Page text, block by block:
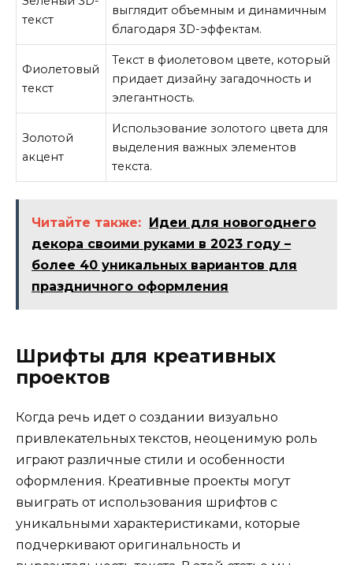
текст
выглядит объемным и динамичным
благодаря 3D-эффектам.
Фиолетовый
текст
Текст в фиолетовом цвете, который
придает дизайну загадочность и
элегантность.
Золотой
акцент
Использование золотого цвета для
выделения важных элементов
текста.
Читайте также: Идеи для новогоднего
декора своими руками в 2023 году –
более 40 уникальных вариантов для
праздничного оформления
Шрифты для креативных
проектов
Когда речь идет о создании визуально
привлекательных текстов, неоценимую роль
играют различные стили и особенности
оформления. Креативные проекты могут
выиграть от использования шрифтов с
уникальными характеристиками, которые
подчеркивают оригинальность и